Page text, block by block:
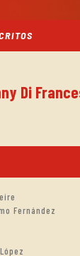
Di
Fernández